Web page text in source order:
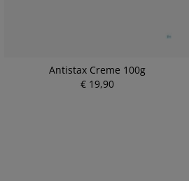
Antistax Creme 100g
€ 19,90